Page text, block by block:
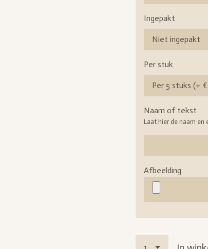
Ingepakt
Per stuk
Naam of tekst
Laat hier de naam
Afbeelding